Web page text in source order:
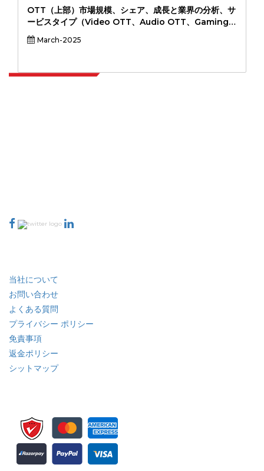
ティ）、業界垂直別（製造、ヘルスケア、自動車、エネ
ルギーと公益事業、小売、運輸と物流、その他）、およ
び地域分析、 2024～2031年
OTT（上部）市場規模、シェア、成長と業界の分析、サ
ービスタイプ（Video OTT、Audio OTT、Gaming
OTT、その他）、Revenue Model（サブスクリプショ
ンベース、広告サポート、トランザクションベース、ハ
March-2025
当社について
お問い合わせ
よくある質問
プライバシー ポリシー
免責事項
返金ポリシー
シットマップ